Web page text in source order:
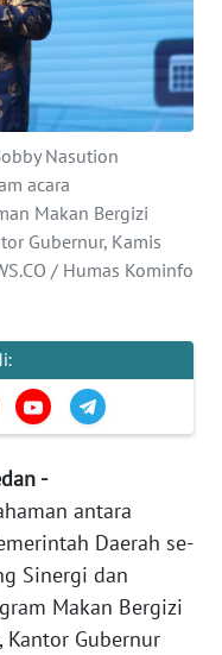
Nasution
acara
Makan Bergizi
Gubernur, Kamis
/ Humas Kominfo
-
antara
Daerah se-
Sinergi dan
Makan Bergizi
Kantor Gubernur